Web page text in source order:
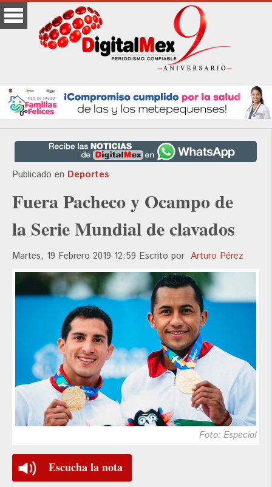
Publicado en Deportes
Fuera Pacheco y Ocampo de
la Serie Mundial de clavados
Martes, 19 Febrero 2019 12:59 Escrito por Arturo Pérez
Foto: Especial
Escucha la nota